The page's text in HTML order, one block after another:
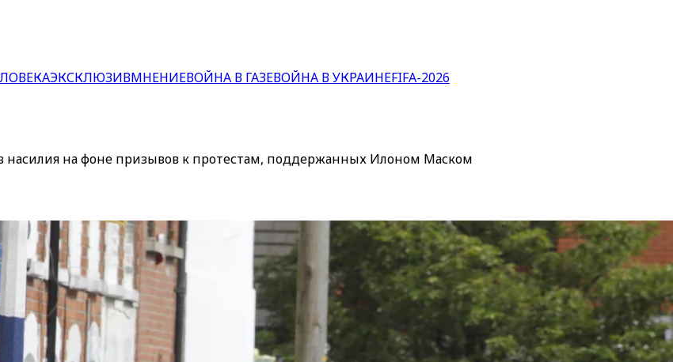
ЭКСКЛЮЗИВМНЕНИЕВОЙНА В ГАЗЕВОЙНА В УКРАИНЕFIFA-2026
насилия на фоне призывов к протестам, поддержанных Илоном Маском